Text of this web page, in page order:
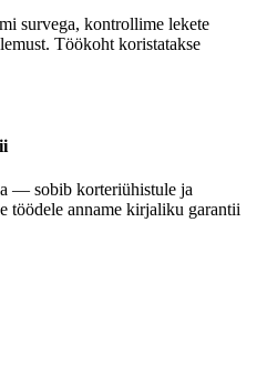
survega, kontrollime lekete
Töökoht koristatakse
— sobib korteriühistule ja
töödele anname kirjaliku garantii